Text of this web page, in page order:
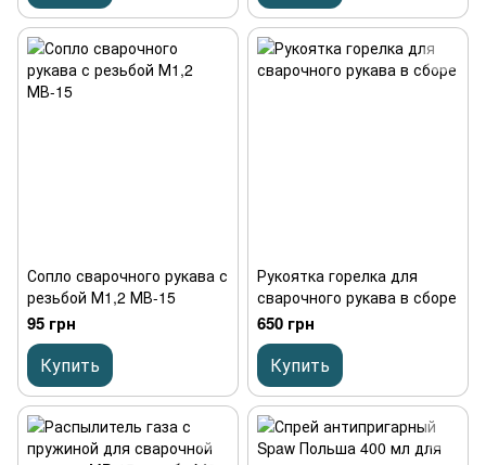
Сопло сварочного рукава с
резьбой М1,2 МВ-15
95 грн
Купить
Рукоятка горелка для
сварочного рукава в сборе
650 грн
Купить